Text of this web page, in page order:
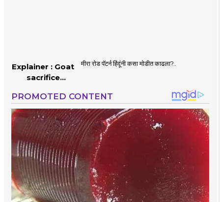
Explainer : Goat
sacrifice
Mumbai |
MahaMTB
मीरा रोड पॅटर्न हिंदूंनी कसा मोडीत काढला?..